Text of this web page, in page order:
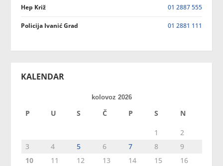
Hep Križ 01 2887 555
Policija Ivanić Grad 01 2881 111
KALENDAR
kolovoz 2026
P U S Č P S N
1
2
3
4 5 6 7 8
9
10
11 12 13 14 15
16